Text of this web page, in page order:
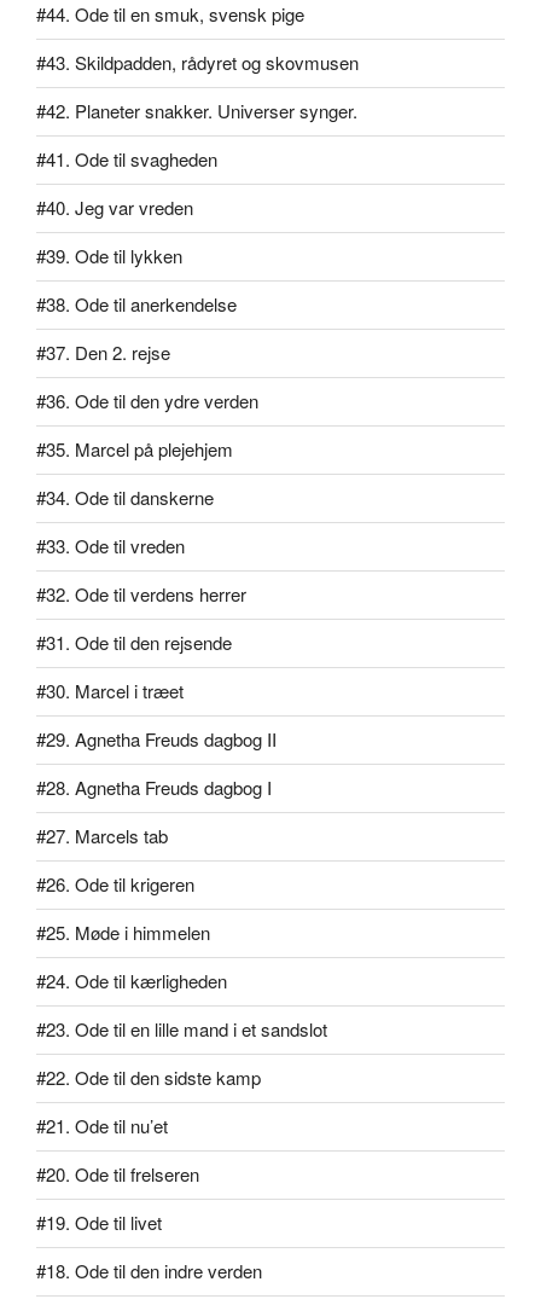
#44. Ode til en smuk, svensk pige
#43. Skildpadden, rådyret og skovmusen
#42. Planeter snakker. Universer synger.
#41. Ode til svagheden
#40. Jeg var vreden
#39. Ode til lykken
#38. Ode til anerkendelse
#37. Den 2. rejse
#36. Ode til den ydre verden
#35. Marcel på plejehjem
#34. Ode til danskerne
#33. Ode til vreden
#32. Ode til verdens herrer
#31. Ode til den rejsende
#30. Marcel i træet
#29. Agnetha Freuds dagbog II
#28. Agnetha Freuds dagbog I
#27. Marcels tab
#26. Ode til krigeren
#25. Møde i himmelen
#24. Ode til kærligheden
#23. Ode til en lille mand i et sandslot
#22. Ode til den sidste kamp
#21. Ode til nu’et
#20. Ode til frelseren
#19. Ode til livet
#18. Ode til den indre verden